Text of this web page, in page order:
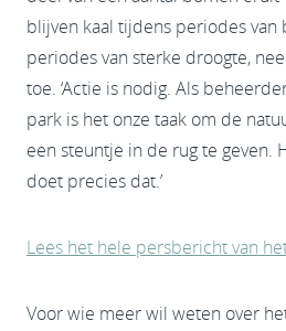
blijven kaal tijdens periodes van
periodes van sterke droogte,
toe. ‘Actie is nodig. Als
park is het onze taak om de
een steuntje in de rug te geven.
doet precies dat.’
Lees het hele persbericht van
Voor wie meer wil weten over